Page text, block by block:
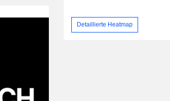
Detaillierte Heatmap